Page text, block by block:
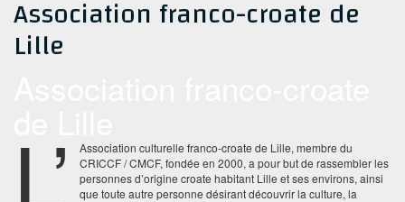
Association franco-croate de
Lille
L’
Association culturelle franco-croate de Lille, membre du
CRICCF / CMCF, fondée en 2000, a pour but de rassembler les
personnes d’origine croate habitant Lille et ses environs, ainsi
que toute autre personne désirant découvrir la culture, la